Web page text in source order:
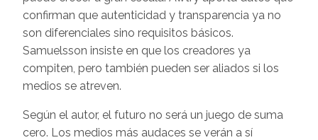
confirman que autenticidad y transparencia ya no
son diferenciales sino requisitos básicos.
Samuelsson insiste en que los creadores ya
compiten, pero también pueden ser aliados si los
medios se atreven.
Según el autor, el futuro no será un juego de suma
cero. Los medios más audaces se verán a sí